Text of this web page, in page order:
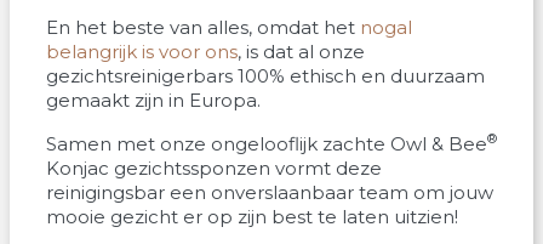
En het beste van alles, omdat het nogal
belangrijk is voor ons, is dat al onze
gezichtsreinigerbars 100% ethisch en duurzaam
gemaakt zijn in Europa.
Samen met onze ongelooflijk zachte Owl & Bee®
Konjac gezichtssponzen vormt deze
reinigingsbar een onverslaanbaar team om jouw
mooie gezicht er op zijn best te laten uitzien!